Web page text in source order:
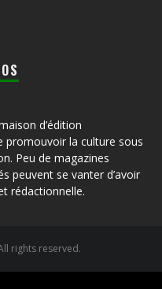
d’édition
promouvoir la culture sous
Peu de magazines
peuvent se vanter d’avoir
rédactionnelle.
rights reserved.